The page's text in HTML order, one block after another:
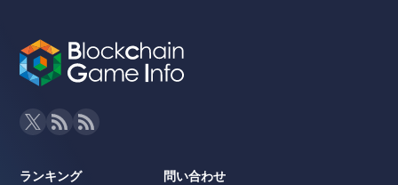
ランキング 問い合わせ